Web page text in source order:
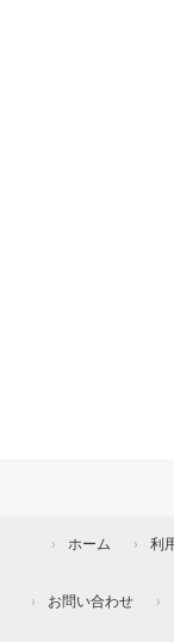
ホーム 利
お問い合わせ